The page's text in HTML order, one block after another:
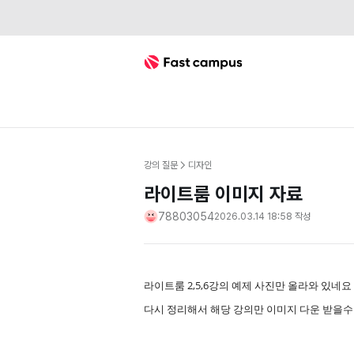
Fast Campus
강의 질문 디자인
라이트룸 이미지 자료
788030542026.03.14 18:58 작성
라이트룸 2,5,6강의 예제 사진만 올라와 있네
다시 정리해서 해당 강의만 이미지 다운 받을